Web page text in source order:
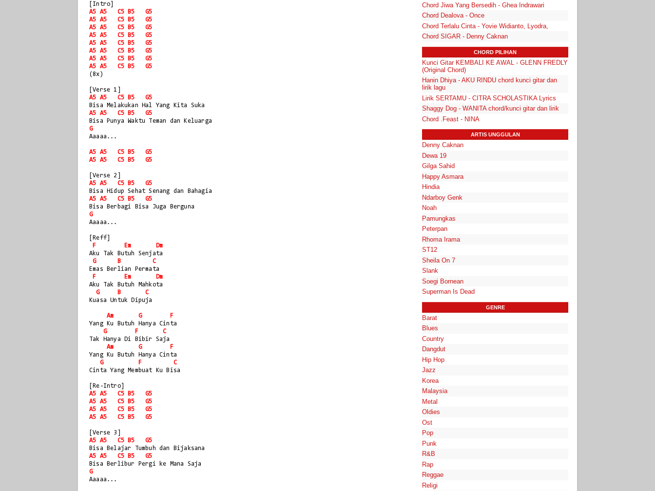
[Intro]
A5
A5 C5 B5
G5
A5
A5 C5 B5
G5
A5
A5 C5 B5
G5
A5
A5 C5 B5
G5
A5
A5 C5 B5
G5
A5
A5 C5 B5
G5
A5
A5 C5 B5
G5
A5
A5 C5 B5
G5
(8x)
[Verse 1]
A5
A5 C5 B5
G5
Bisa Melakukan Hal Yang Kita Suka
A5
A5 C5 B5
G5
Bisa Punya Waktu Teman dan Keluarga
G
Aaaaa...
A5 A5 C5 B5
G5
A5
A5 C5 B5 G5
[Verse 2]
A5
A5 C5 B5
G5
Bisa Hidup Sehat Senang dan Bahagia
A5
A5 C5 B5
G5
Bisa Berbagi Bisa Juga Berguna
G
Aaaaa...
[Reff]
F
Em
Dm
Aku Tak Butuh Senjata
G
B
C
Emas Berlian Permata
F
Em
Dm
Aku Tak Butuh Mahkota
G
B
C
Kuasa Untuk Dipuja
Am G
F
Yang Ku Butuh Hanya Cinta
G
F
C
Tak Hanya Di Bibir Saja
Am
G
F
Yang Ku Butuh Hanya Cinta
G
F
C
Cinta Yang Membuat Ku Bisa
[Re-Intro]
A5
A5 C5 B5
G5
A5
A5 C5 B5
G5
A5
A5 C5 B5
G5
A5
A5 C5 B5 G5
[Verse 3]
A5
A5 C5 B5
G5
Bisa Belajar Tumbuh dan Bijaksana
A5
A5 C5 B5
G5
Bisa Berlibur Pergi ke Mana Saja
G
Aaaaa...
Chord Jiwa Yang Bersedih - Ghea Indrawari
Chord Dealova - Once
Chord Terlalu Cinta - Yovie Widianto, Lyodra,
Chord SIGAR - Denny Caknan
CHORD PILIHAN
Kunci Gitar KEMBALI KE AWAL - GLENN FREDLY
(Original Chord)
Hanin Dhiya - AKU RINDU chord kunci gitar dan
lirik lagu
Lirik SERTAMU - CITRA SCHOLASTIKA Lyrics
Shaggy Dog - WANITA chord/kunci gitar dan lirik
Chord .Feast - NINA
ARTIS UNGGULAN
Denny Caknan
Dewa 19
Gilga Sahid
Happy Asmara
Hindia
Ndarboy Genk
Noah
Pamungkas
Peterpan
Rhoma Irama
ST12
Sheila On 7
Slank
Soegi Bornean
Superman Is Dead
GENRE
Barat
Blues
Country
Dangdut
Hip Hop
Jazz
Korea
Malaysia
Metal
Oldies
Ost
Pop
Punk
R&B
Rap
Reggae
Religi